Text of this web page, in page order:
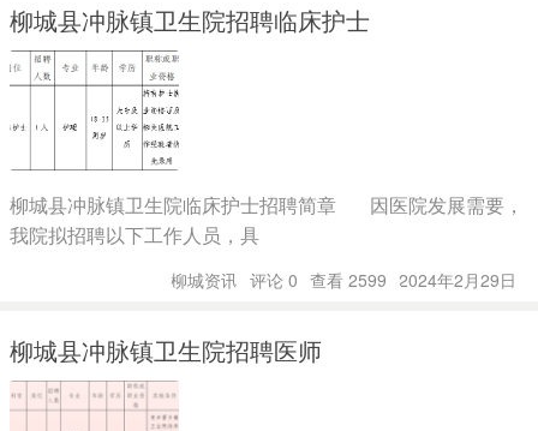
柳城县冲脉镇卫生院招聘临床护士
柳城县冲脉镇卫生院临床护士招聘简章 因医院发展需要，
我院拟招聘以下工作人员，具
柳城资讯 评论 0 查看 2599 2024年2月29日
柳城县冲脉镇卫生院招聘医师